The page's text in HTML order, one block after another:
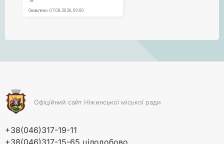
Офіційний сайт Ніжинської міської ради
+38(046)317-19-11
+38(046)317-15-65 цілодобово